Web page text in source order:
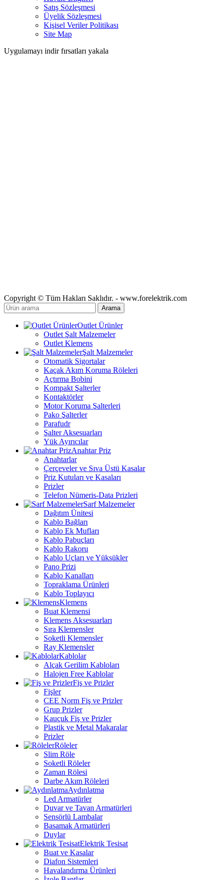
Satış Sözleşmesi
Üyelik Sözleşmesi
Kişisel Veriler Politikası
Site Map
Uygulamayı indir fırsatları yakala
Copyright © Tüm Hakları Saklıdır. - www.forelektrik.com
Arama
Outlet Ürünler
Outlet Şalt Malzemeler
Outlet Klemens
Şalt Malzemeler
Otomatik Sigortalar
Kaçak Akım Koruma Röleleri
Açtırma Bobini
Kompakt Şalterler
Kontaktörler
Motor Koruma Şalterleri
Pako Şalterler
Parafudr
Şalter Aksesuarları
Yük Ayırıcılar
Anahtar Priz
Anahtarlar
Çerçeveler ve Sıva Üstü Kasalar
Priz Kutuları ve Kasaları
Prizler
Telefon Nümeris-Data Prizleri
Sarf Malzemeler
Dağıtım Ünitesi
Kablo Bağları
Kablo Ek Mufları
Kablo Pabuçları
Kablo Rakoru
Kablo Uçları ve Yüksükler
Pano Prizi
Kablo Kanalları
Topraklama Ürünleri
Kablo Toplayıcı
Klemens
Buat Klemensi
Klemens Aksesuarları
Sıra Klemensler
Soketli Klemensler
Ray Klemensler
Kablolar
Alçak Gerilim Kabloları
Halojen Free Kablolar
Fiş ve Prizler
Fişler
CEE Norm Fiş ve Prizler
Grup Prizler
Kauçuk Fiş ve Prizler
Plastik ve Metal Makaralar
Prizler
Röleler
Slim Röle
Soketli Röleler
Zaman Rölesi
Darbe Akım Röleleri
Aydınlatma
Led Armatürler
Duvar ve Tavan Armatürleri
Sensörlü Lambalar
Basamak Armatürleri
Duylar
Elektrik Tesisat
Buat ve Kasalar
Diafon Sistemleri
Havalandırma Ürünleri